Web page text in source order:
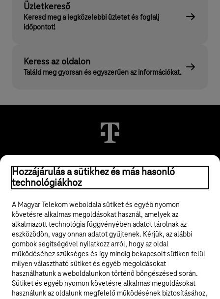
Üzletkereső
Keresd meg a legközelebbi üzletet és foglalj
időpontot!
Keress az oldalon
Találd meg gyorsan és egyszerűen az információkat.
© 2026 Magyar Telekom Nyrt.
ÁSZF
Adatvédelem
Felhívások
Hozzájárulás a sütikhez és más hasonló
technológiákhoz
A Magyar Telekom weboldala sütiket és egyéb nyomon
követésre alkalmas megoldásokat használ, amelyek az
alkalmazott technológia függvényében adatot tárolnak az
eszközödön, vagy onnan adatot gyűjtenek. Kérjük, az alábbi
gombok segítségével nyilatkozz arról, hogy az oldal
működéséhez szükséges és így mindig bekapcsolt sütiken felül
milyen választható sütiket és egyéb megoldásokat
használhatunk a weboldalunkon történő böngészésed során.
Sütiket és egyéb nyomon követésre alkalmas megoldásokat
használunk az oldalunk megfelelő működésének biztosításához,